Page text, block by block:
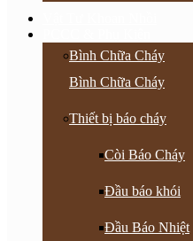
Bình Chữa Cháy
Bình Chữa Cháy
Thiết bị báo cháy
Còi Báo Cháy
Đầu báo khói
Đầu Báo Nhiệt